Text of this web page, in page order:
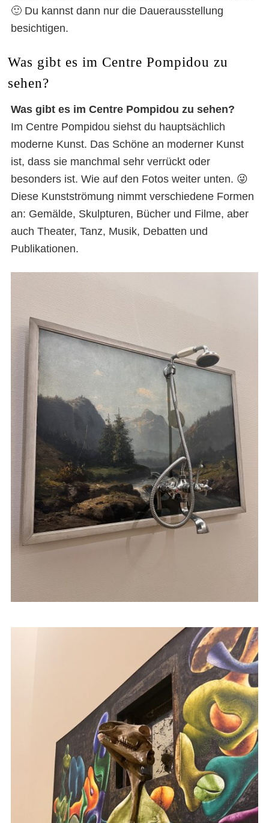
🙂 Du kannst dann nur die Dauerausstellung
besichtigen.
Was gibt es im Centre Pompidou zu
sehen?
Was gibt es im Centre Pompidou zu sehen?
Im Centre Pompidou siehst du hauptsächlich
moderne Kunst. Das Schöne an moderner Kunst
ist, dass sie manchmal sehr verrückt oder
besonders ist. Wie auf den Fotos weiter unten. 😜
Diese Kunstströmung nimmt verschiedene Formen
an: Gemälde, Skulpturen, Bücher und Filme, aber
auch Theater, Tanz, Musik, Debatten und
Publikationen.